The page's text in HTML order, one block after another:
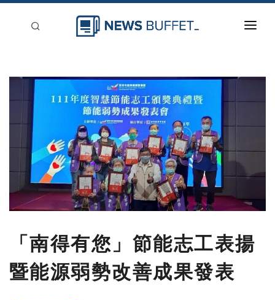
新聞稿分類
「南得有您」節能志工表揚
暨能源弱勢改善成果發表